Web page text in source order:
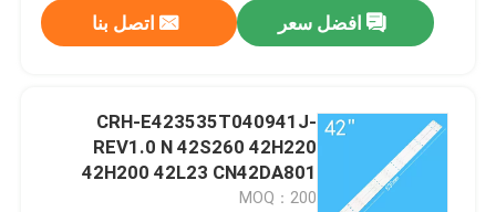
افضل سعر اتصل بنا
CRH-E423535T040941J-
REV1.0 N 42S260 42H220
42H200 42L23 CN42DA801
MOQ：200